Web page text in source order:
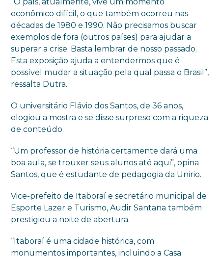
econômico difícil, o que também ocorreu nas
décadas de 1980 e 1990. Não precisamos buscar
exemplos de fora (outros países) para ajudar a
superar a crise. Basta lembrar de nosso passado.
Esta exposição ajuda a entendermos que é
possível mudar a situação pela qual passa o Brasil”,
ressalta Dutra.
O universitário Flávio dos Santos, de 36 anos,
elogiou a mostra e se disse surpreso com a riqueza
de conteúdo.
“Um professor de história certamente dará uma
boa aula, se trouxer seus alunos até aqui”, opina
Santos, que é estudante de pedagogia da Unirio.
Vice-prefeito de Itaboraí e secretário municipal de
Esporte Lazer e Turismo, Audir Santana também
prestigiou a noite de abertura.
“Itaboraí é uma cidade histórica, com
monumentos importantes, incluindo a Casa